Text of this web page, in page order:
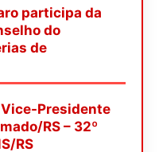
participa da
do
de
Presidente
RS – 32º
RS